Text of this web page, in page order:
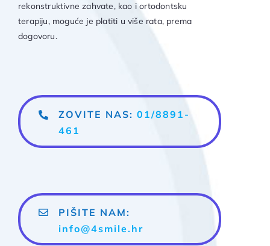
rekonstruktivne zahvate, kao i ortodontsku
terapiju, moguće je platiti u više rata, prema
dogovoru.
ZOVITE NAS:01/8891-
461
PIŠITE NAM:
info@4smile.hr